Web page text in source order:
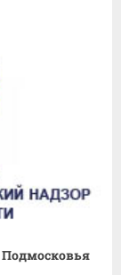
Подмосковья